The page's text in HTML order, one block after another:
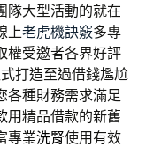
隊大型活動的就在
上老虎機訣竅多專
權受邀者各界好評
打造至過借錢尷尬
各種財務需求滿足
用精品借款的新舊
專業洗腎使用有效